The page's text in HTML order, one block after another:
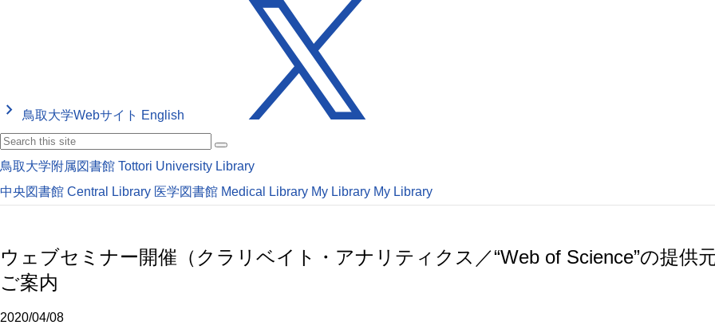
keyboard_arrow_right 鳥取大学Webサイト English
鳥取大学附属図書館 Tottori University Library
中央図書館 Central Library 医学図書館 Medical Library My Library My Library
ウェブセミナー開催（クラリベイト・アナリティクス／“Web of Science”の提供
ご案内
2020/04/08